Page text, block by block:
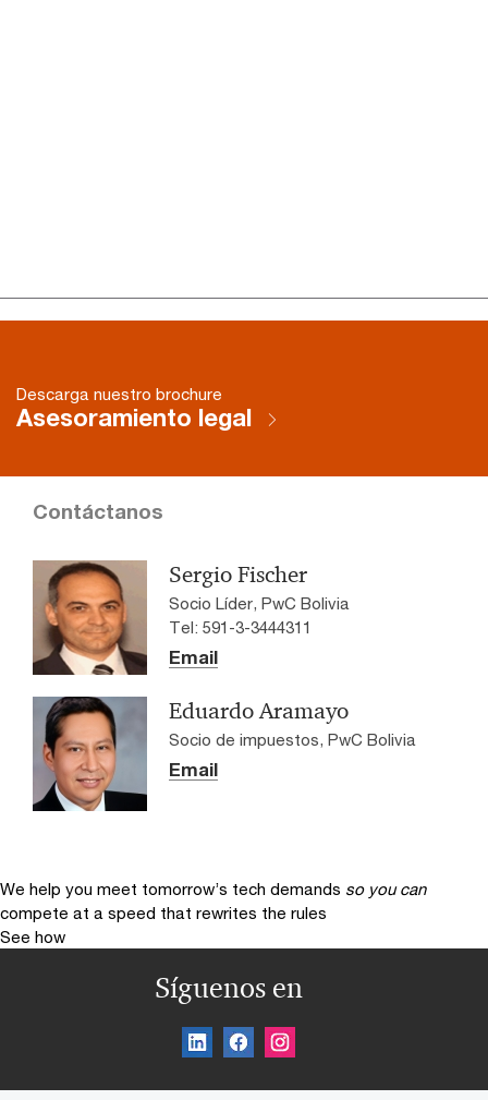
Descarga nuestro brochure
Asesoramiento legal
Contáctanos
Sergio Fischer
Socio Líder, PwC Bolivia
Tel: 591-3-3444311
Email
Eduardo Aramayo
Socio de impuestos, PwC Bolivia
Email
We help you meet tomorrow’s tech demands so you can
compete at a speed that rewrites the rules
See how
Síguenos en